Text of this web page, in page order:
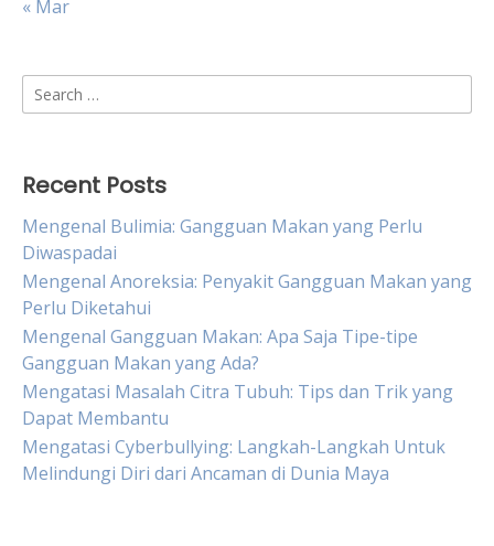
« Mar
Search
for:
Recent Posts
Mengenal Bulimia: Gangguan Makan yang Perlu
Diwaspadai
Mengenal Anoreksia: Penyakit Gangguan Makan yang
Perlu Diketahui
Mengenal Gangguan Makan: Apa Saja Tipe-tipe
Gangguan Makan yang Ada?
Mengatasi Masalah Citra Tubuh: Tips dan Trik yang
Dapat Membantu
Mengatasi Cyberbullying: Langkah-Langkah Untuk
Melindungi Diri dari Ancaman di Dunia Maya